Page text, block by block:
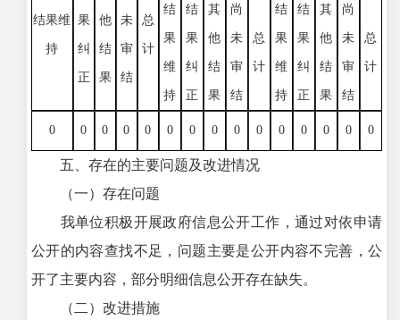
结果维
持
果
纠
正
他
结
果
未
审
结
总
计
结
果
维
持
结
果
纠
正
其
他
结
果
尚
未
审
结
总
计
结
果
维
持
结
果
纠
正
其
他
结
果
尚
未
审
结
总
计
0 0 0 0 0 0 0 0 0 0 0 0 0 0 0
五、存在的主要问题及改进情况
（一）存在问题
我单位积极开展政府信息公开工作，通过对依申请
公开的内容查找不足，问题主要是公开内容不完善，公
开了主要内容，部分明细信息公开存在缺失。
（二）改进措施